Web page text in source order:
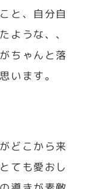
と、自分自
ような、、
ちゃんと落
います。
どこから来
ても愛おし